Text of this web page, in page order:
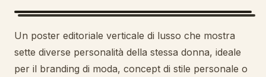
Abilità
Prompt
Un poster editoriale verticale di lusso che mostra
sette diverse personalità della stessa donna, ideale
per il branding di moda, concept di stile personale o